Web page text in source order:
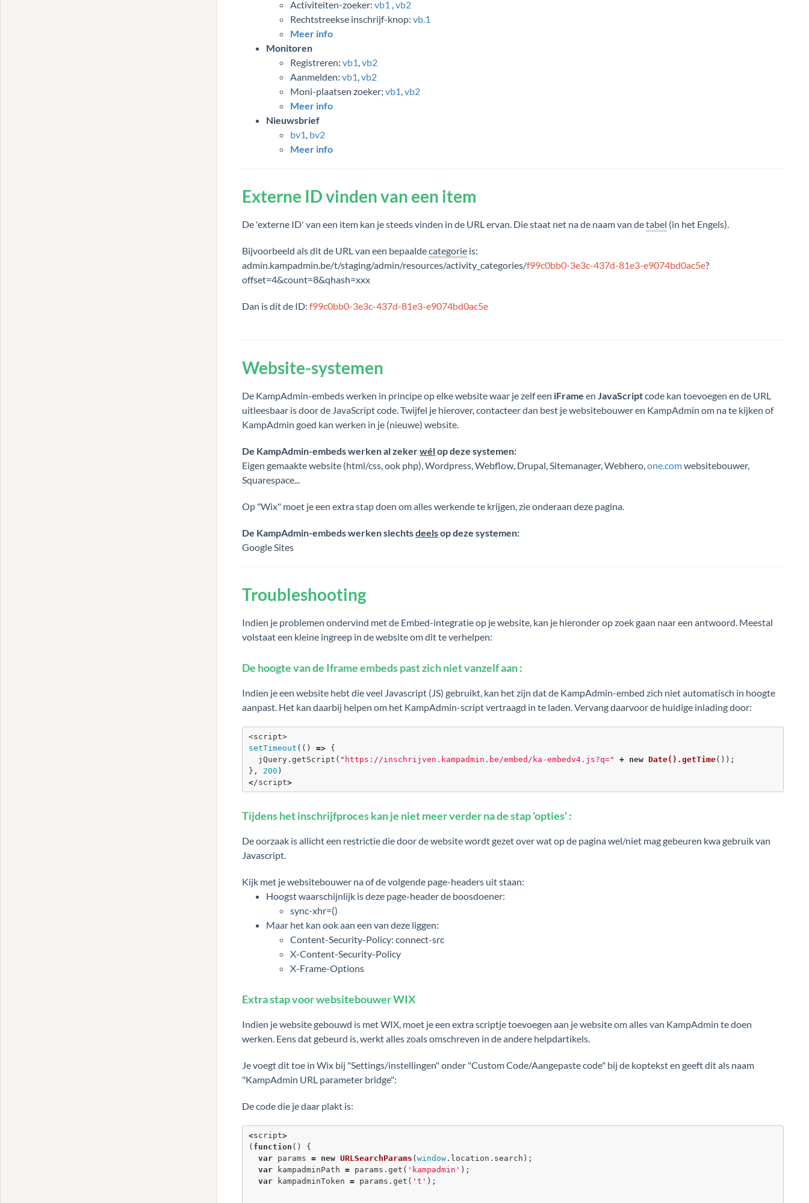
Activiteiten-zoeker: vb1 ,vb2
Rechtstreekse inschrijf-knop: vb.1
Meer info
Monitoren
Registreren: vb1,vb2
Aanmelden: vb1,vb2
Moni-plaatsen zoeker; vb1,vb2
Meer info
Nieuwsbrief
bv1, bv2
Meer info
Externe ID vinden van een item
De 'externe ID' van een item kan je steeds vinden in de URL ervan. Die staat net na de naam van detabel (in het Engels).
Bijvoorbeeld als dit de URL van een bepaaldecategorie is:
admin.kampadmin.be/t/staging/admin/resources/activity_categories/f99c0bb0-3e3c-437d-81e3-e9074bd0ac5e?
offset=4&count=8&qhash=xxx
Dan is dit de ID: f99c0bb0-3e3c-437d-81e3-e9074bd0ac5e
Website-systemen
De KampAdmin-embeds werken in principe op elke website waar je zelf een iFrame en JavaScriptcode kan toevoegen en de URL
uitleesbaar is door de JavaScript code. Twijfel je hierover, contacteer dan best je websitebouwer en KampAdmin om na te kijken of
KampAdmin goed kan werken in je (nieuwe) website.
De KampAdmin-embeds werken al zekerwélop deze systemen:
Eigen gemaakte website (html/css, ook php), Wordpress, Webflow, Drupal, Sitemanager, Webhero,one.comwebsitebouwer,
Squarespace...
Op "Wix" moet je een extra stap doen om alles werkende te krijgen, zie onderaan deze pagina.
De KampAdmin-embeds werken slechtsdeelsop deze systemen:
Google Sites
Troubleshooting
Indien je problemen ondervind met de Embed-integratie op je website, kan je hieronder op zoek gaan naar een antwoord. Meestal
volstaat een kleine ingreep in de website om dit te verhelpen:
De hoogte van de Iframe embeds past zich niet vanzelf aan :
Indien je een website hebt die veel Javascript (JS) gebruikt, kan het zijn dat de KampAdmin-embed zich niet automatisch in hoogte
aanpast. Het kan daarbij helpen om het KampAdmin-script vertraagd in te laden. Vervang daarvoor de huidige inlading door:
setTimeout (() => {
  jQuery.
getScript ( "https://inschrijven.kampadmin.be/embed/ka-embedv4.js?q=" + new Date().getTime());
}, 200 )
</script>
Tijdens het inschrijfproces kan je niet meer verder na de stap 'opties' :
De oorzaak is allicht een restrictie die door de website wordt gezet over wat op de pagina wel/niet mag gebeuren kwa gebruik van
Javascript.
Kijk met je websitebouwer na of de volgende page-headers uit staan:
Hoogst waarschijnlijk is deze page-header de boosdoener:
sync-xhr=()
Maar het kan ook aan een van deze liggen:
Content-Security-Policy: connect-src
X-Content-Security-Policy
X-Frame-Options
Extra stap voor websitebouwer WIX
Indien je website gebouwd is met WIX, moet je een extra scriptje toevoegen aan je website om alles van KampAdmin te doen
werken. Eens dat gebeurd is, werkt alles zoals omschreven in de andere helpdartikels.
Je voegt dit toe in Wix bij "Settings/instellingen" onder "Custom Code/Aangepaste code" bij de koptekst en geeft dit als naam
"KampAdmin URL parameter bridge":
De code die je daar plakt is:
<script>
( function () {
var params = new URLSearchParams ( window .location.search);
var kampadminPath = params. get ( 'kampadmin' );
var kampadminToken = params. get ( 't' );